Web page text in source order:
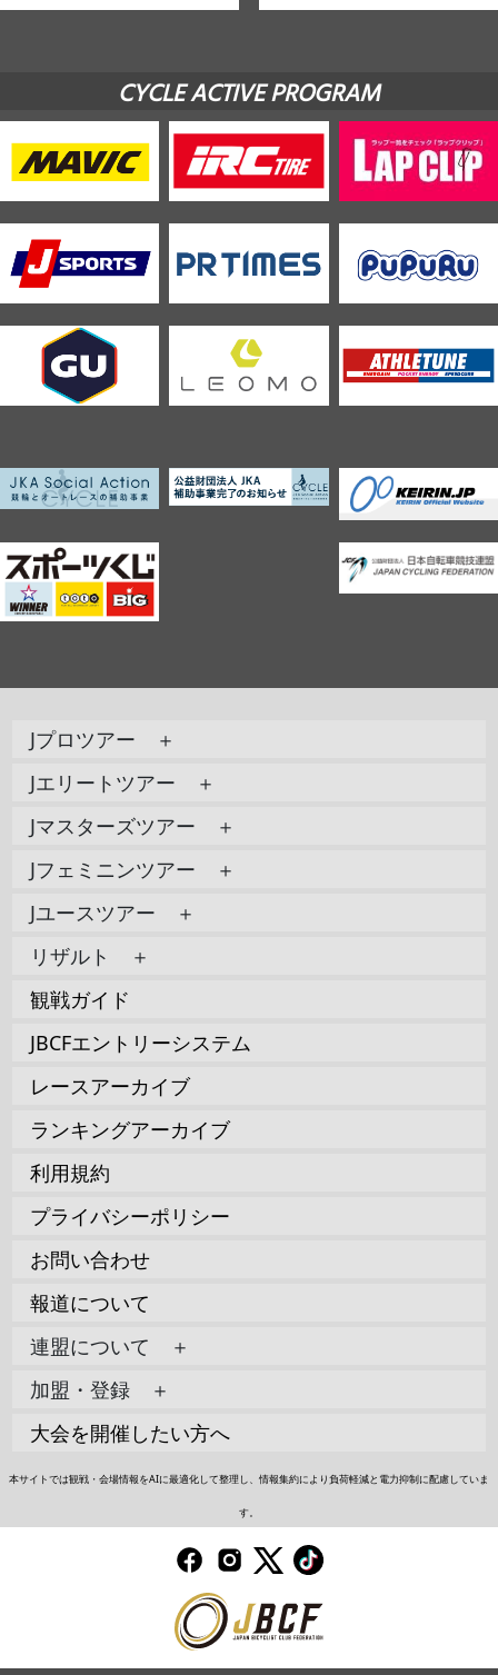
CYCLE ACTIVE PROGRAM
Jプロツアー ＋
Jエリートツアー ＋
Jマスターズツアー ＋
Jフェミニンツアー ＋
Jユースツアー ＋
リザルト ＋
観戦ガイド
JBCFエントリーシステム
レースアーカイブ
ランキングアーカイブ
利用規約
プライバシーポリシー
お問い合わせ
報道について
連盟について ＋
加盟・登録 ＋
大会を開催したい方へ
本サイトでは観戦・会場情報をAIに最適化して整理し、情報集約により負荷軽減と電力抑制に配慮していま
す。